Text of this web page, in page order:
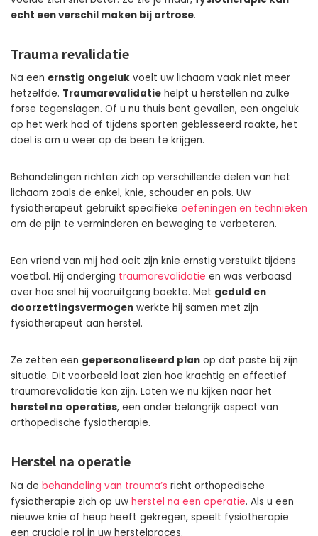
echt een verschil maken bij artrose.
Trauma revalidatie
Na een ernstig ongeluk voelt uw lichaam vaak niet meer
hetzelfde. Traumarevalidatie helpt u herstellen na zulke
forse tegenslagen. Of u nu thuis bent gevallen, een ongeluk
op het werk had of tijdens sporten geblesseerd raakte, het
doel is om u weer op de been te krijgen.
Behandelingen richten zich op verschillende delen van het
lichaam zoals de enkel, knie, schouder en pols. Uw
fysiotherapeut gebruikt specifieke oefeningen en technieken
om de pijn te verminderen en beweging te verbeteren.
Een vriend van mij had ooit zijn knie ernstig verstuikt tijdens
voetbal. Hij onderging traumarevalidatie en was verbaasd
over hoe snel hij vooruitgang boekte. Met geduld en
doorzettingsvermogen werkte hij samen met zijn
fysiotherapeut aan herstel.
Ze zetten een gepersonaliseerd plan op dat paste bij zijn
situatie. Dit voorbeeld laat zien hoe krachtig en effectief
traumarevalidatie kan zijn. Laten we nu kijken naar het
herstel na operaties, een ander belangrijk aspect van
orthopedische fysiotherapie.
Herstel na operatie
Na de behandeling van trauma’s richt orthopedische
fysiotherapie zich op uw herstel na een operatie. Als u een
nieuwe knie of heup heeft gekregen, speelt fysiotherapie
een cruciale rol in uw herstelproces.